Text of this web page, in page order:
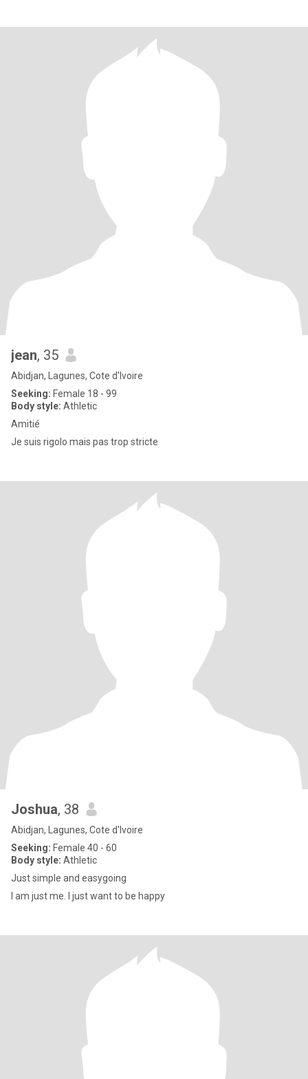
jean, 35
Abidjan, Lagunes, Cote d'Ivoire
Seeking: Female 18 - 99
Body style: Athletic
Amitié
Je suis rigolo mais pas trop stricte
Joshua, 38
Abidjan, Lagunes, Cote d'Ivoire
Seeking: Female 40 - 60
Body style: Athletic
Just simple and easygoing
I am just me. I just want to be happy